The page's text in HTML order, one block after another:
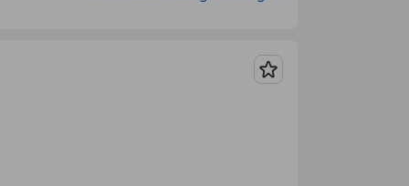
Merken